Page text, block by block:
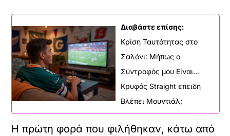
Διαβάστε επίσης:
Κρίση Ταυτότητας στο
Σαλόνι: Μήπως ο
Σύντροφός μου Είναι...
Κρυφός Straight επειδή
Βλέπει Μουντιάλ;
Η πρώτη φορά που φιλήθηκαν, κάτω από